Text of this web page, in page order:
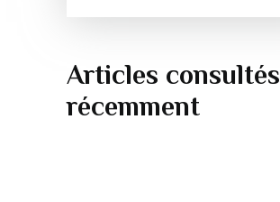
Articles consultés
récemment